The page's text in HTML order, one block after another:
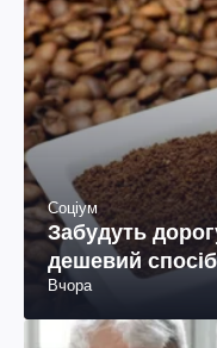
Соціум
Забудуть
дешевий
Вчора